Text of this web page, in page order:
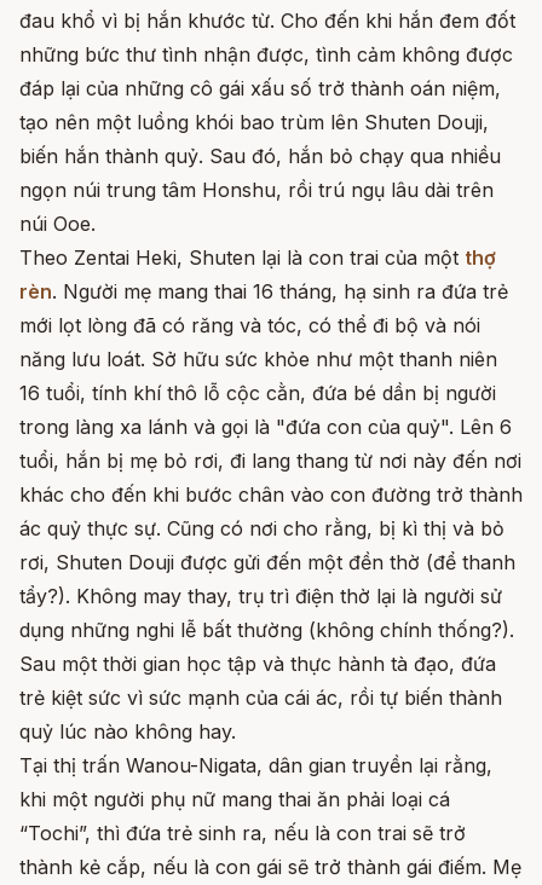
đau khổ vì bị hắn khước từ. Cho đến khi hắn đem đốt
những bức thư tình nhận được, tình cảm không được
đáp lại của những cô gái xấu số trở thành oán niệm,
tạo nên một luồng khói bao trùm lên Shuten Douji,
biến hắn thành quỷ. Sau đó, hắn bỏ chạy qua nhiều
ngọn núi trung tâm Honshu, rồi trú ngụ lâu dài trên
núi Ooe.
Theo Zentai Heki, Shuten lại là con trai của một thợ
rèn. Người mẹ mang thai 16 tháng, hạ sinh ra đứa trẻ
mới lọt lòng đã có răng và tóc, có thể đi bộ và nói
năng lưu loát. Sở hữu sức khỏe như một thanh niên
16 tuổi, tính khí thô lỗ cộc cằn, đứa bé dần bị người
trong làng xa lánh và gọi là "đứa con của quỷ". Lên 6
tuổi, hắn bị mẹ bỏ rơi, đi lang thang từ nơi này đến nơi
khác cho đến khi bước chân vào con đường trở thành
ác quỷ thực sự. Cũng có nơi cho rằng, bị kì thị và bỏ
rơi, Shuten Douji được gửi đến một đền thờ (để thanh
tẩy?). Không may thay, trụ trì điện thờ lại là người sử
dụng những nghi lễ bất thường (không chính thống?).
Sau một thời gian học tập và thực hành tà đạo, đứa
trẻ kiệt sức vì sức mạnh của cái ác, rồi tự biến thành
quỷ lúc nào không hay.
Tại thị trấn Wanou-Nigata, dân gian truyền lại rằng,
khi một người phụ nữ mang thai ăn phải loại cá
“Tochi”, thì đứa trẻ sinh ra, nếu là con trai sẽ trở
thành kẻ cắp, nếu là con gái sẽ trở thành gái điếm. Mẹ